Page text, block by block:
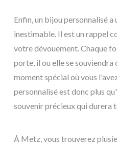
Enfin, un bijou personnalisé
inestimable. Il est un rappel
votre dévouement. Chaque
porte, il ou elle se souviendra
moment spécial où vous
personnalisé est donc plus
souvenir précieux qui durera
À Metz, vous trouverez